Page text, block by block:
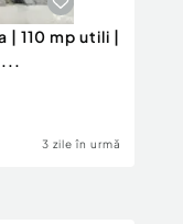
| 110 mp utili |
3 zile în urmă